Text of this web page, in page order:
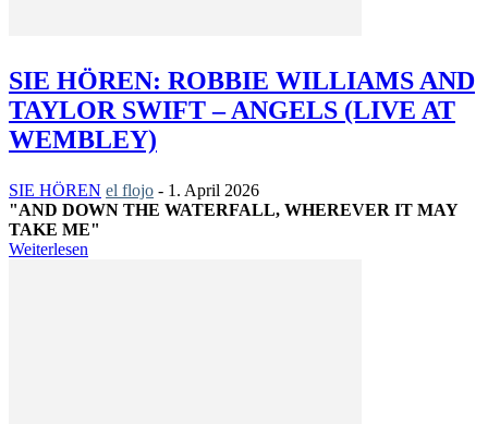
SIE HÖREN: ROBBIE WILLIAMS AND
TAYLOR SWIFT – ANGELS (LIVE AT
WEMBLEY)
SIE HÖREN el flojo - 1. April 2026
"AND DOWN THE WATERFALL, WHEREVER IT MAY
TAKE ME"
Weiterlesen